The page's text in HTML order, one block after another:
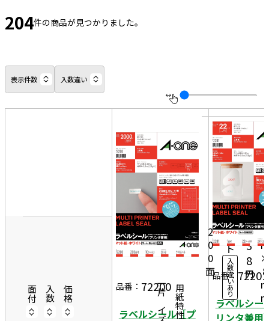
す
204件の商品が見つかりました。
表示件数 入数違い
面付 入数 価格 一片サイズ用紙特性
品番： 72200
ラベルシール［プ
2
0
0
面
10
シ
ー
ト
入
数
違
い
あ
り
6
3
8
円
2
m
m
8
m
m
品番： 72201
ラベルシー
リンタ兼